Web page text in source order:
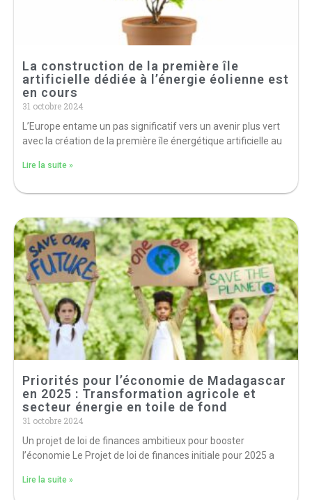
La construction de la première île
artificielle dédiée à l’énergie éolienne est
en cours
31 octobre 2024
L’Europe entame un pas significatif vers un avenir plus vert
avec la création de la première île énergétique artificielle au
Lire la suite »
Priorités pour l’économie de Madagascar
en 2025 : Transformation agricole et
secteur énergie en toile de fond
31 octobre 2024
Un projet de loi de finances ambitieux pour booster
l’économie Le Projet de loi de finances initiale pour 2025 a
Lire la suite »